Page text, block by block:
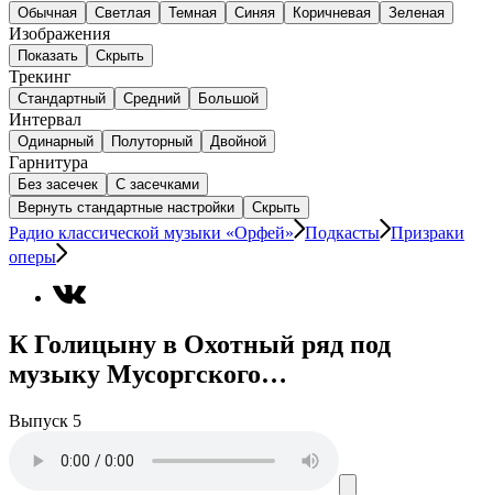
Обычная Светлая Темная Синяя Коричневая Зеленая
Изображения
Показать Скрыть
Трекинг
Стандартный Средний Большой
Интервал
Одинарный Полуторный Двойной
Гарнитура
Без засечек
С засечками
Вернуть стандартные настройки
Скрыть
Радио классической музыки «Орфей» Подкасты Призраки
оперы
К Голицыну в Охотный ряд под
музыку Мусоргского…
Выпуск 5